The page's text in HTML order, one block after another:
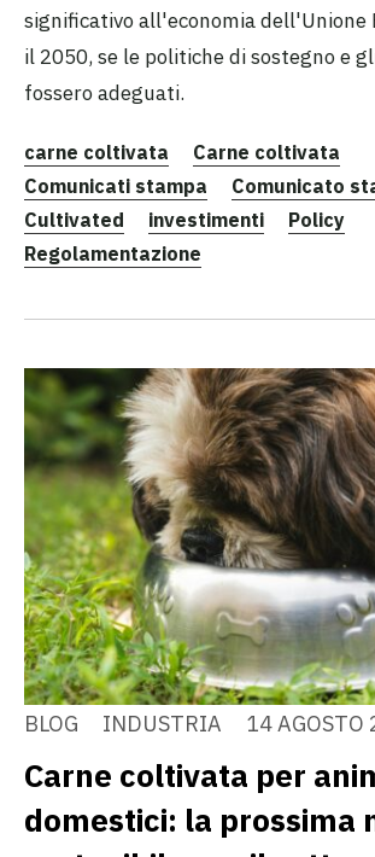
significativo all'economia dell'Unione
il 2050, se le politiche di sostegno e
fossero adeguati.
carne coltivata
Carne coltivata
Comunicati stampa
Comunicato
Cultivated
investimenti
Policy
Regolamentazione
BLOG INDUSTRIA 14 AGOSTO
Carne coltivata per
domestici: la prossima